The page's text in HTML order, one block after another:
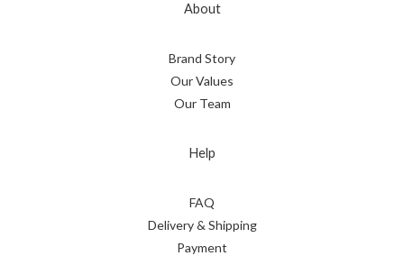
About
Brand Story
Our Values
Our Team
Help
FAQ
Delivery & Shipping
Payment